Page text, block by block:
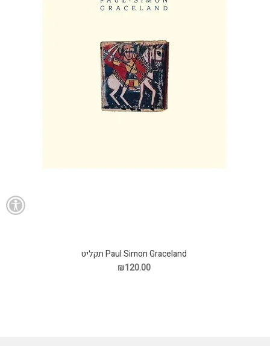
Paul Simon Graceland תקליט
₪120.00